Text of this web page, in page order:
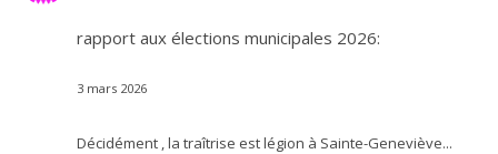
rapport aux élections municipales 2026:
3 mars 2026
Décidément , la traîtrise est légion à Sainte-Geneviève...